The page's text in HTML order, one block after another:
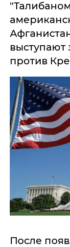
выступают
против
После